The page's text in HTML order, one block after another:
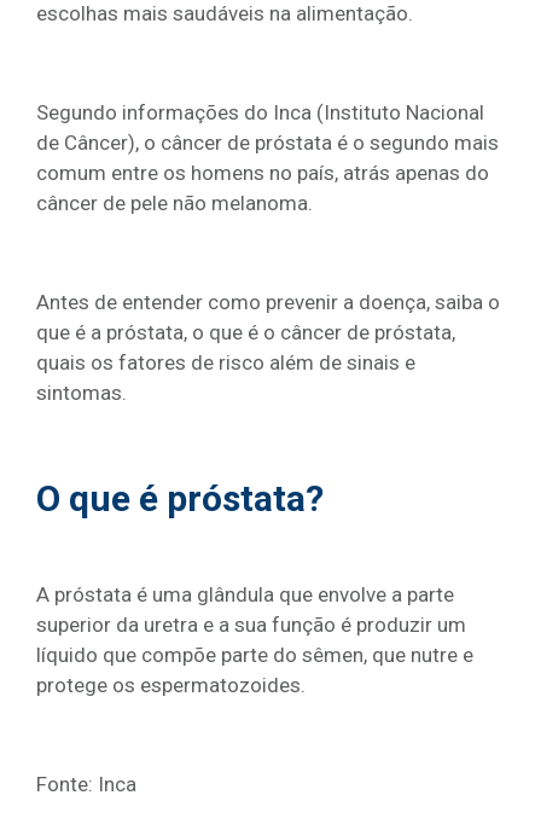
escolhas mais saudáveis na alimentação.
Segundo informações do Inca (Instituto Nacional
de Câncer), o câncer de próstata é o segundo mais
comum entre os homens no país, atrás apenas do
câncer de pele não melanoma.
Antes de entender como prevenir a doença, saiba o
que é a próstata, o que é o câncer de próstata,
quais os fatores de risco além de sinais e
sintomas.
O que é próstata?
A próstata é uma glândula que envolve a parte
superior da uretra e a sua função é produzir um
líquido que compõe parte do sêmen, que nutre e
protege os espermatozoides.
Fonte: Inca